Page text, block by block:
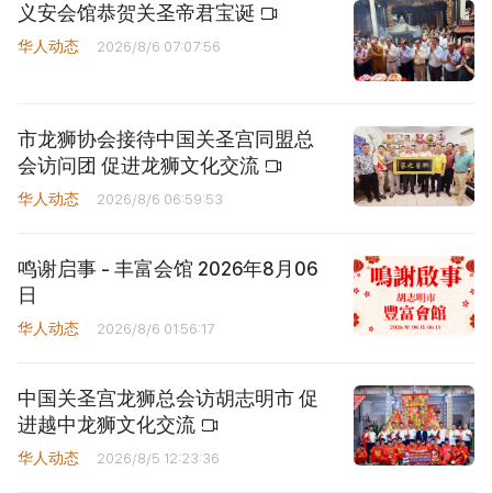
义安会馆恭贺关圣帝君宝诞
华人动态 2026/8/6 07:07:56
市龙狮协会接待中国关圣宫同盟总
会访问团 促进龙狮文化交流
华人动态 2026/8/6 06:59:53
鸣谢启事 - 丰富会馆 2026年8月06
日
华人动态 2026/8/6 01:56:17
中国关圣宫龙狮总会访胡志明市 促
进越中龙狮文化交流
华人动态 2026/8/5 12:23:36